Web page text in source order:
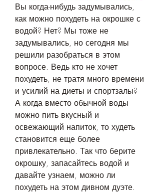
Вы когда-нибудь задумывались,
как можно похудеть на окрошке с
водой? Нет? Мы тоже не
задумывались, но сегодня мы
решили разобраться в этом
вопросе. Ведь кто не хочет
похудеть, не тратя много времени
и усилий на диеты и спортзалы?
А когда вместо обычной воды
можно пить вкусный и
освежающий напиток, то худеть
становится еще более
привлекательно. Так что берите
окрошку, запасайтесь водой и
давайте узнаем, можно ли
похудеть на этом дивном дуэте.